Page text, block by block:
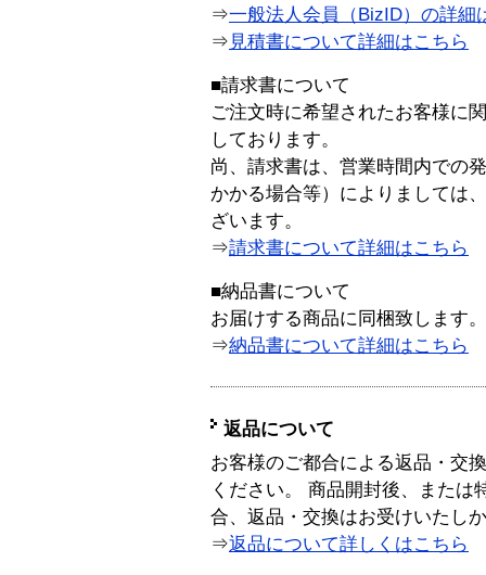
⇒一般法人会員（BizID）の詳細
⇒ 見積書について詳細はこちら
■請求書について
ご注文時に希望されたお客様に
しております。
尚、請求書は、営業時間内での
かかる場合等）によりましては
ざいます。
⇒請求書について詳細はこちら
■納品書について
お届けする商品に同梱致します。
⇒納品書について詳細はこちら
返品について
お客様のご都合による返品・交
ください。 商品開封後、または
合、返品・交換はお受けいたし
⇒返品について詳しくはこちら